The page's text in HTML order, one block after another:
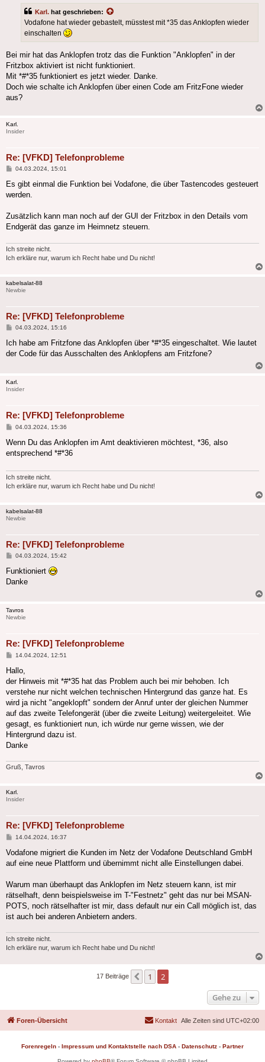
Karl. hat geschrieben:
Vodafone hat wieder gebastelt, müsstest mit *35 das Anklopfen wieder
einschalten
Bei mir hat das Anklopfen trotz das die Funktion "Anklopfen" in der
Fritzbox aktiviert ist nicht funktioniert.
Mit *#*35 funktioniert es jetzt wieder. Danke.
Doch wie schalte ich Anklopfen über einen Code am FritzFone wieder
aus?
Karl.
Insider
Re: [VFKD] Telefonprobleme
Beitrag
04.03.2024, 15:01
Es gibt einmal die Funktion bei Vodafone, die über Tastencodes gesteuert
werden.
Zusätzlich kann man noch auf der GUI der Fritzbox in den Details vom
Endgerät das ganze im Heimnetz steuern.
Ich streite nicht.
Ich erkläre nur, warum ich Recht habe und Du nicht!
kabelsalat-88
Newbie
Re: [VFKD] Telefonprobleme
Beitrag
04.03.2024, 15:16
Ich habe am Fritzfone das Anklopfen über *#*35 eingeschaltet. Wie lautet
der Code für das Ausschalten des Anklopfens am Fritzfone?
Karl.
Insider
Re: [VFKD] Telefonprobleme
Beitrag
04.03.2024, 15:36
Wenn Du das Anklopfen im Amt deaktivieren möchtest, *36, also
entsprechend *#*36
Ich streite nicht.
Ich erkläre nur, warum ich Recht habe und Du nicht!
kabelsalat-88
Newbie
Re: [VFKD] Telefonprobleme
Beitrag
04.03.2024, 15:42
Funktioniert
Danke
Tavros
Newbie
Re: [VFKD] Telefonprobleme
Beitrag
14.04.2024, 12:51
Hallo,
der Hinweis mit *#*35 hat das Problem auch bei mir behoben. Ich
verstehe nur nicht welchen technischen Hintergrund das ganze hat. Es
wird ja nicht "angeklopft" sondern der Anruf unter der gleichen Nummer
auf das zweite Telefongerät (über die zweite Leitung) weitergeleitet. Wie
gesagt, es funktioniert nun, ich würde nur gerne wissen, wie der
Hintergrund dazu ist.
Danke
Gruß, Tavros
Karl.
Insider
Re: [VFKD] Telefonprobleme
Beitrag
14.04.2024, 16:37
Vodafone migriert die Kunden im Netz der Vodafone Deutschland GmbH
auf eine neue Plattform und übernimmt nicht alle Einstellungen dabei.
Warum man überhaupt das Anklopfen im Netz steuern kann, ist mir
rätselhaft, denn beispielsweise im T-"Festnetz" geht das nur bei MSAN-
POTS, noch rätselhafter ist mir, dass default nur ein Call möglich ist, das
ist auch bei anderen Anbietern anders.
Ich streite nicht.
Ich erkläre nur, warum ich Recht habe und Du nicht!
17 Beiträge Vorherige
1
2
Gehe zu
Foren-Übersicht Alle Zeiten sind UTC+02:00
Kontakt
Forenregeln - Impressum und Kontaktstelle nach DSA - Datenschutz - Partner